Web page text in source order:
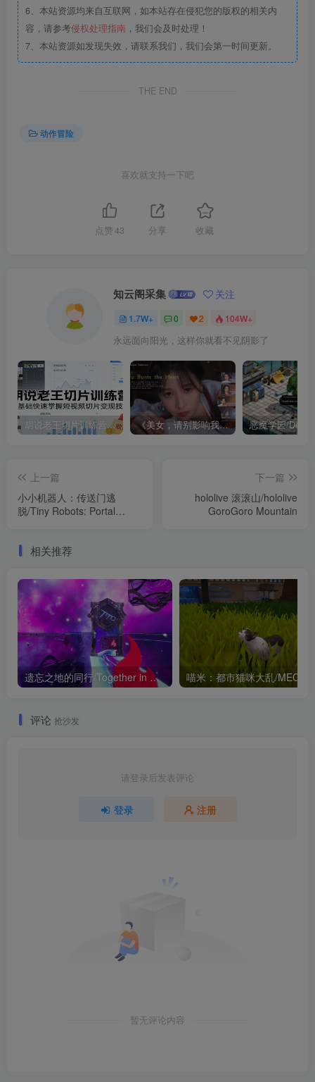
6、本站资源均来自互联网，如本站存在侵犯您的版权的相关内
容，请参考侵权处理指南 ，我们会及时处理！
7、本站资源如发现失效，请联系我们，我们会第一时间更新。
THE END
动作冒险
喜欢就支持一下吧
点赞 43 分享 收藏
知云阁采集 关注
1.7W+ 0 2 104W+
永远面向阳光，这样你就看不见阴影了
胡说老王切片训练营，零基础快速掌握短视频切片变现技巧 《美女，请别影响我成仙全球版》中文版
上一篇
小小机器人：传送门逃
脱/Tiny Robots: Portal
下一篇
hololive 滚滚山/hololive
GoroGoro Mountain
相关推荐
遗忘之地的同行/Together in Forgotten Lands 新游发布
评论 抢沙发
请登录后发表评论
登录 注册
暂无评论内容